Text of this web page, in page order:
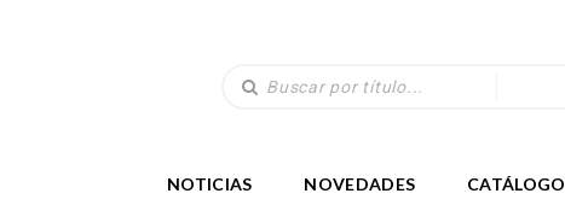
NOTICIAS NOVEDADES CATÁLOGO